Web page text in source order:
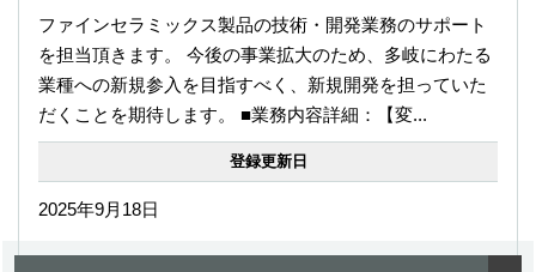
ファインセラミックス製品の技術・開発業務のサポート
を担当頂きます。 今後の事業拡大のため、多岐にわたる
業種への新規参入を目指すべく、新規開発を担っていた
だくことを期待します。 ■業務内容詳細：【変...
登録更新日
2025年9月18日